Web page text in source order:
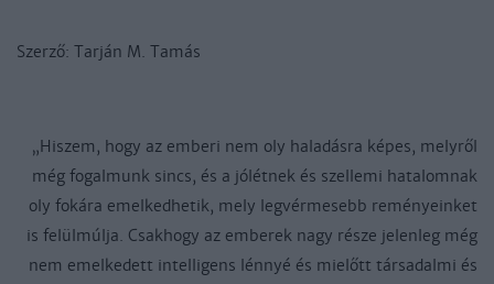
Szerző: Tarján M. Tamás
„Hiszem, hogy az emberi nem oly haladásra képes, melyről
még fogalmunk sincs, és a jólétnek és szellemi hatalomnak
oly fokára emelkedhetik, mely legvérmesebb reményeinket
is felülmúlja. Csakhogy az emberek nagy része jelenleg még
nem emelkedett intelligens lénnyé és mielőtt társadalmi és